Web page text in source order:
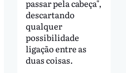
passar pela cabeça",
descartando
qualquer
possibilidade
ligação entre as
duas coisas.